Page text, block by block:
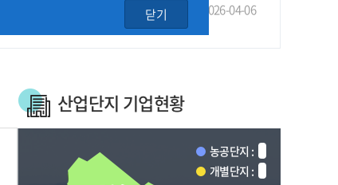
닫기 2026-04-06
산업단지 기업현황
농공단지 :
개별단지 :